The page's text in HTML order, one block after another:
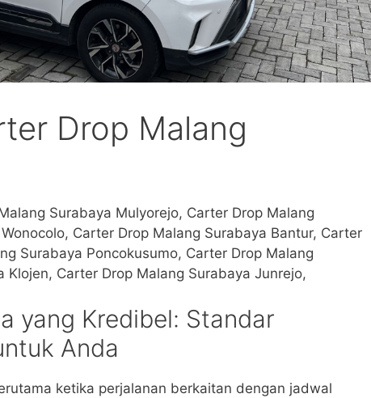
Drop Malang
Surabaya Mulyorejo, Carter Drop Malang
Carter Drop Malang Surabaya Bantur, Carter
Surabaya Poncokusumo, Carter Drop Malang
Carter Drop Malang Surabaya Junrejo,
yang Kredibel: Standar
Anda
ketika perjalanan berkaitan dengan jadwal